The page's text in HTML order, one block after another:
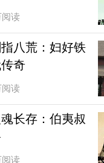
读
八荒：妇好铁
奇
阅读
长存：伯夷叔
阅读